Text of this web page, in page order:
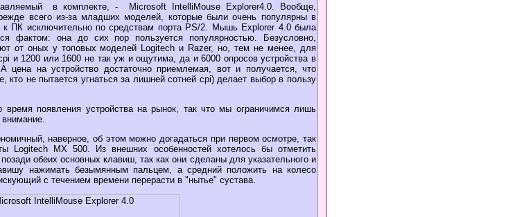
в комплекте, - Microsoft IntelliMouse Explorer4.0. Вообще,
всего из-за младших моделей, которые были очень популярны в
ПК исключительно по средствам порта PS/2. Мышь Explorer 4.0 была
фактом: она до сих пор пользуется популярностью. Безусловно,
от оных у топовых моделей Logitech и Razer, но, тем не менее, для
и 1200 или 1600 не так уж и ощутима, да и 6000 опросов устройства в
цена на устройство достаточно приемлемая, вот и получается, что
кто не пытается угнаться за лишней сотней сpi) делает выбор в пользу
появления устройства на рынок, так что мы ограничимся лишь
наверное, об этом можно догадаться при первом осмотре, так
Logitech MX 500. Из внешних особенностей хотелось бы отметить
обеих основных клавиш, так как они сделаны для указательного и
нажимать безымянным пальцем, а средний положить на колесо
с течением времени перерасти в "нытье" сустава.